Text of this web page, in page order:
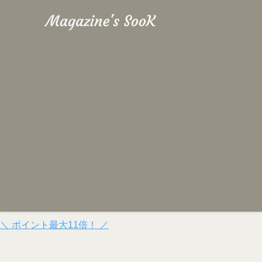
＼ ポイント最大11倍！ ／